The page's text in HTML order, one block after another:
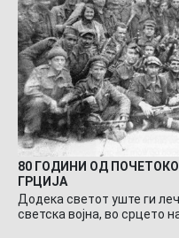
80 ГОДИНИ ОД
ГРЦИЈА
Додека светот уште ги
светска војна, во срцето